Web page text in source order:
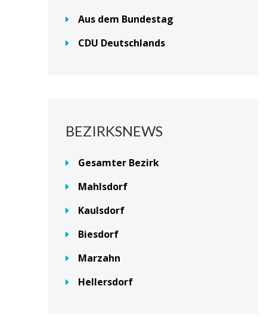
Aus dem Bundestag
CDU Deutschlands
BEZIRKSNEWS
Gesamter Bezirk
Mahlsdorf
Kaulsdorf
Biesdorf
Marzahn
Hellersdorf